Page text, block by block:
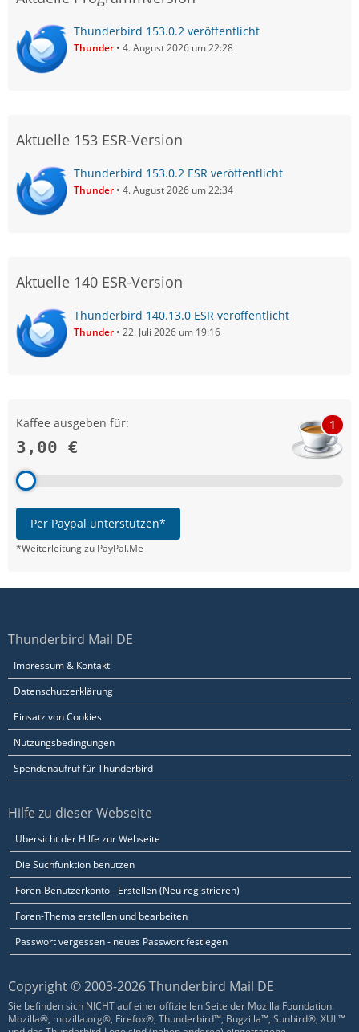
Thunderbird 153.0.2 veröffentlicht
Thunder 4. August 2026 um 22:28
Aktuelle 153 ESR-Version
Thunderbird 153.0.2 ESR veröffentlicht
Thunder 4. August 2026 um 22:34
Aktuelle 140 ESR-Version
Thunderbird 140.13.0 ESR veröffentlicht
Thunder 22. Juli 2026 um 19:16
Kaffee ausgeben für:
3,00 €
1
Per Paypal unterstützen*
*Weiterleitung zu PayPal.Me
Thunderbird Mail DE
Impressum & Kontakt
Datenschutzerklärung
Einsatz von Cookies
Nutzungsbedingungen
Spendenaufruf für Thunderbird
Hilfe zu dieser Webseite
Übersicht der Hilfe zur Webseite
Die Suchfunktion benutzen
Foren-Benutzerkonto - Erstellen (Neu registrieren)
Foren-Thema erstellen und bearbeiten
Passwort vergessen - neues Passwort festlegen
Copyright © 2003-2026 Thunderbird Mail DE
Sie befinden sich NICHT auf einer offiziellen Seite der Mozilla Foundation.
Mozilla®, mozilla.org®, Firefox®, Thunderbird™, Bugzilla™, Sunbird®, XUL™